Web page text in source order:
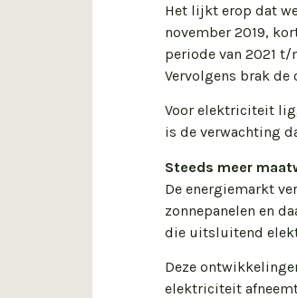
Het lijkt erop dat
november 2019,
periode van 2021
Vervolgens brak de
Voor elektriciteit
is de verwachting
Steeds meer
De energiemarkt
zonnepanelen en
die uitsluitend
Deze
elektriciteit